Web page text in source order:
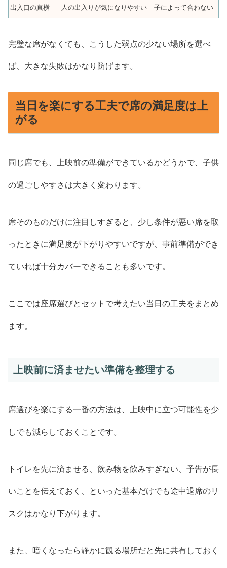
出入口の真横 人の出入りが気になりやすい 子によって合わない
完璧な席がなくても、こうした弱点の少ない場所を選べ
ば、大きな失敗はかなり防げます。
当日を楽にする工夫で席の満足度は上
がる
同じ席でも、上映前の準備ができているかどうかで、子供
の過ごしやすさは大きく変わります。
席そのものだけに注目しすぎると、少し条件が悪い席を取
ったときに満足度が下がりやすいですが、事前準備ができ
ていれば十分カバーできることも多いです。
ここでは座席選びとセットで考えたい当日の工夫をまとめ
ます。
上映前に済ませたい準備を整理する
席選びを楽にする一番の方法は、上映中に立つ可能性を少
しでも減らしておくことです。
トイレを先に済ませる、飲み物を飲みすぎない、予告が長
いことを伝えておく、といった基本だけでも途中退席のリ
スクはかなり下がります。
また、暗くなったら静かに観る場所だと先に共有しておく